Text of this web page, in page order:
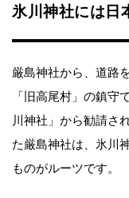
氷川神社には日
厳島神社から、道路
「旧高尾村」の鎮守
川神社」から勧請さ
た厳島神社は、氷川
ものがルーツです。